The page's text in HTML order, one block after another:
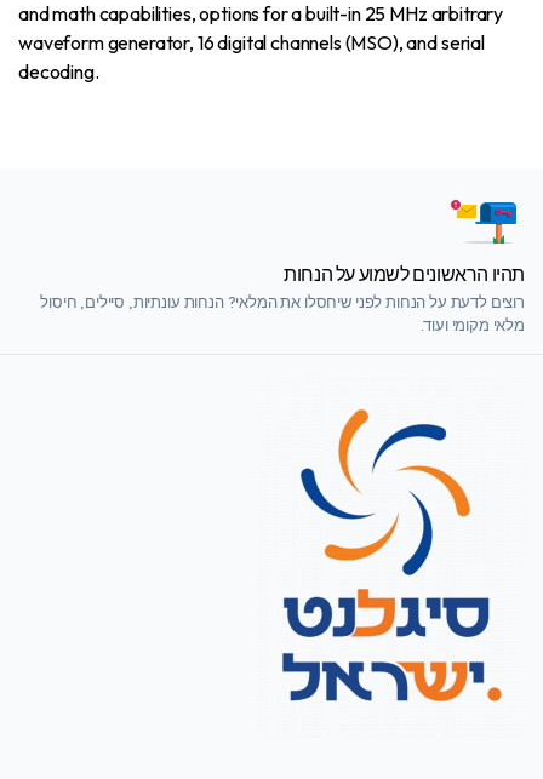
and math capabilities, options for a built-in 25 MHz arbitrary
waveform generator, 16 digital channels (MSO), and serial
decoding.
תהיו הראשונים לשמוע על הנחות
רוצים לדעת על הנחות לפני שיחסלו את המלאי? הנחות עונתיות, סיילים, חיסול
מלאי מקומי ועוד.